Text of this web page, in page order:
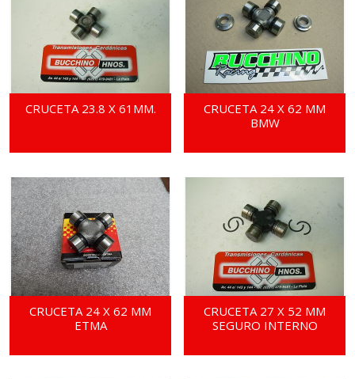
CRUCETA 23.8 X 61MM.
CRUCETA 24 X 62 MM
BMW
CRUCETA 24 X 62 MM
ETMA
CRUCETA 27 X 52 MM
SEGURO INTERNO